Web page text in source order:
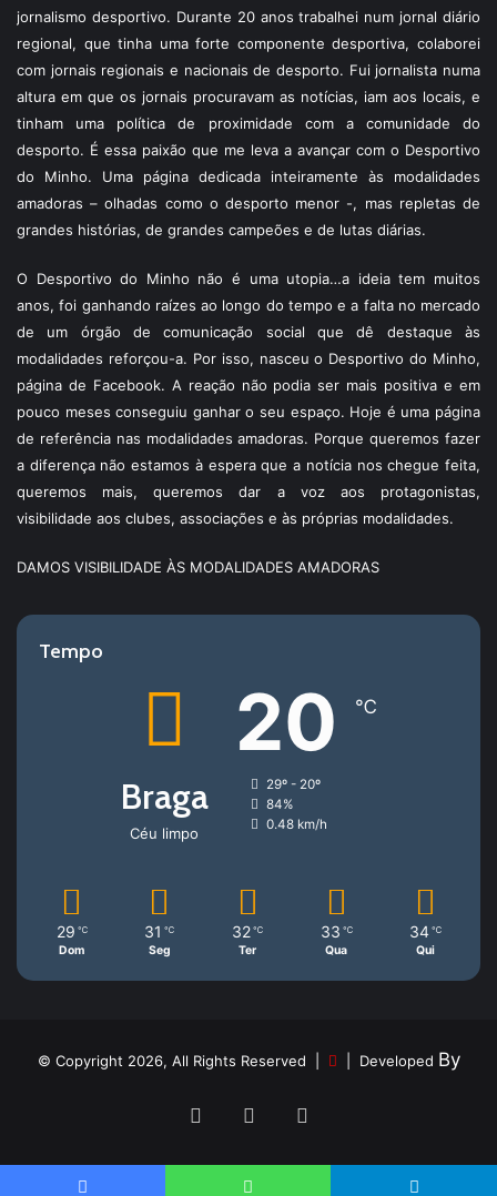
jornalismo desportivo. Durante 20 anos trabalhei num jornal diário
regional, que tinha uma forte componente desportiva, colaborei
com jornais regionais e nacionais de desporto. Fui jornalista numa
altura em que os jornais procuravam as notícias, iam aos locais, e
tinham uma política de proximidade com a comunidade do
desporto. É essa paixão que me leva a avançar com o Desportivo
do Minho. Uma página dedicada inteiramente às modalidades
amadoras – olhadas como o desporto menor -, mas repletas de
grandes histórias, de grandes campeões e de lutas diárias.
O Desportivo do Minho não é uma utopia…a ideia tem muitos
anos, foi ganhando raízes ao longo do tempo e a falta no mercado
de um órgão de comunicação social que dê destaque às
modalidades reforçou-a. Por isso, nasceu o Desportivo do Minho,
página de Facebook. A reação não podia ser mais positiva e em
pouco meses conseguiu ganhar o seu espaço. Hoje é uma página
de referência nas modalidades amadoras. Porque queremos fazer
a diferença não estamos à espera que a notícia nos chegue feita,
queremos mais, queremos dar a voz aos protagonistas,
visibilidade aos clubes, associações e às próprias modalidades.
DAMOS VISIBILIDADE ÀS MODALIDADES AMADORAS
Tempo
Braga
Céu limpo
20 ℃
29º - 20º
84%
0.48 km/h
29 ℃
Dom
31 ℃
Seg
32 ℃
Ter
33 ℃
Qua
34 ℃
Qui
© Copyright 2026, All Rights Reserved | | Developed By
FacebookYouTube